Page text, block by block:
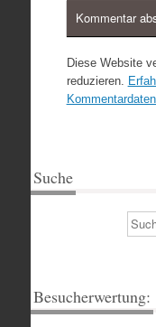
Diese Website
reduzieren.
Suche
Besucherwertung: